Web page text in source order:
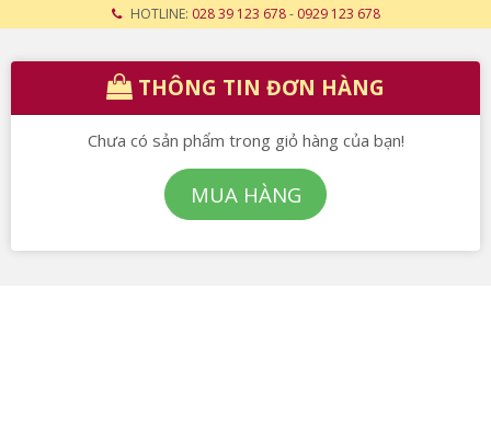
HOTLINE: 028 39 123 678- 0929 123 678
THÔNG TIN ĐƠN HÀNG
Chưa có sản phẩm trong giỏ hàng của bạn!
MUA HÀNG